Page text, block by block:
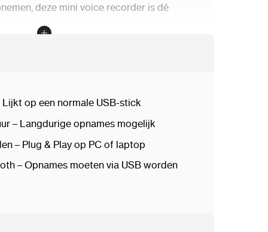
deze mini voice recorder is dé
Keuze is?
Kristalheldere audio-opnames zonder
(VAR) – Start automatisch bij geluid
één lading – Geen zorgen over een lege
op een normale USB-stick
– Langdurige opnames mogelijk
– Plug & Play op PC of laptop
– Opnames moeten via USB worden